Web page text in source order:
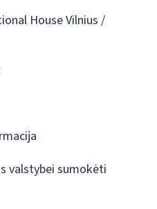
House Vilnius /
valstybei sumokėti